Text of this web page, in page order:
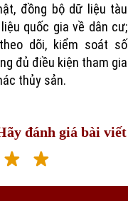
đồng bộ dữ liệu tàu
quốc gia về dân cư;
dõi, kiểm soát số
đủ điều kiện tham gia
thủy sản.
đánh giá bài viết